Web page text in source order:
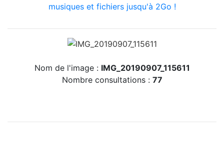
musiques et fichiers jusqu'à 2Go !
Nom de l'image : IMG_20190907_115611
Nombre consultations : 77